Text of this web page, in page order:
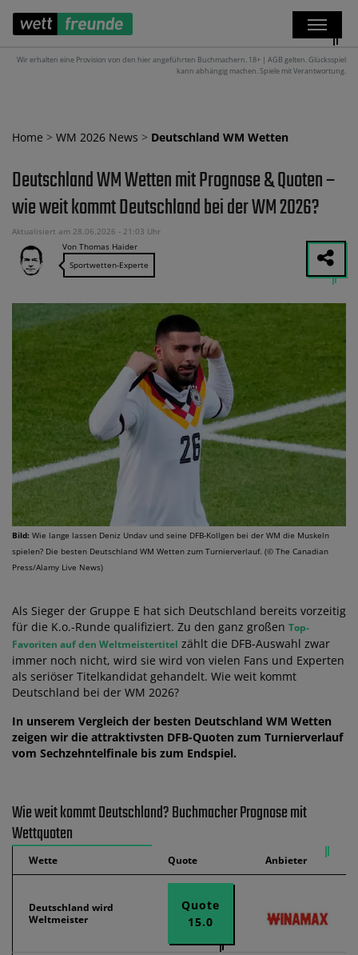
Wir erhalten eine Provision von den hier angeführten Buchmachern. 18+ | AGB gelten. Glücksspiel
kann abhängig machen. Spiele mit Verantwortung.
Home > WM 2026 News > Deutschland WM Wetten
Deutschland WM Wetten mit Prognose & Quoten –
wie weit kommt Deutschland bei der WM 2026?
Aktualisiert am 28.06.2026 - 21:03 Uhr
Von Thomas Haider
Sportwetten-Experte
Bild: Wie lange lassen Deniz Undav und seine DFB-Kollgen bei der WM die Muskeln
spielen? Die besten Deutschland WM Wetten zum Turnierverlauf. (© The Canadian
Press/Alamy Live News)
Als Sieger der Gruppe E hat sich Deutschland bereits vorzeitig
für die K.o.-Runde qualifiziert. Zu den ganz großen Top-
Favoriten auf den Weltmeistertitel zählt die DFB-Auswahl zwar
immer noch nicht, wird sie wird von vielen Fans und Experten
als seriöser Titelkandidat gehandelt. Wie weit kommt
Deutschland bei der WM 2026?
In unserem Vergleich der besten Deutschland WM Wetten
zeigen wir die attraktivsten DFB-Quoten zum Turnierverlauf
vom Sechzehntelfinale bis zum Endspiel.
Wie weit kommt Deutschland? Buchmacher Prognose mit
Wettquoten
Wette Quote Anbieter
Deutschland wird
Weltmeister
Quote
15.0